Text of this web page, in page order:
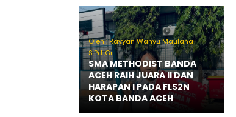
Oleh : Rayyan Wahyu Maulana
S.Pd.,Gr
SMA METHODIST BANDA
ACEH RAIH JUARA II DAN
HARAPAN I PADA FLS2N
KOTA BANDA ACEH